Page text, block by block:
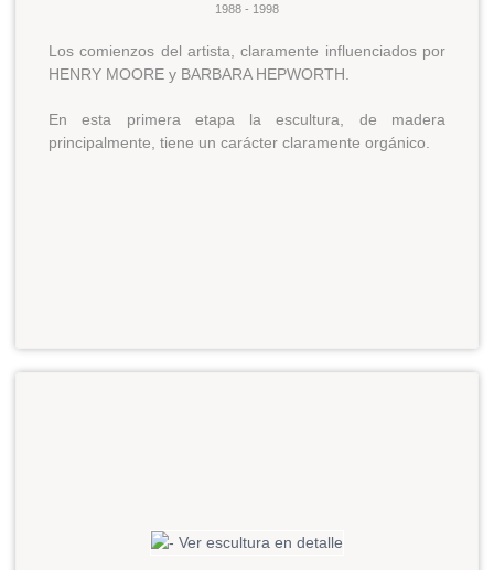
1988 - 1998
Los comienzos del artista, claramente influenciados por
HENRY MOORE y BARBARA HEPWORTH.
En esta primera etapa la escultura, de madera
principalmente, tiene un carácter claramente orgánico.